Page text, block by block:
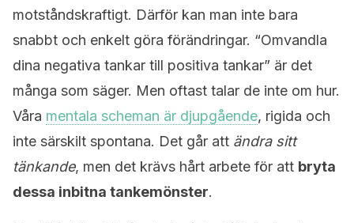
motståndskraftigt. Därför kan man inte bara
snabbt och enkelt göra förändringar. “Omvandla
dina negativa tankar till positiva tankar” är det
många som säger. Men oftast talar de inte om hur.
Våra mentala scheman är djupgående, rigida och
inte särskilt spontana. Det går att ändra sitt
tänkande, men det krävs hårt arbete för att bryta
dessa inbitna tankemönster.